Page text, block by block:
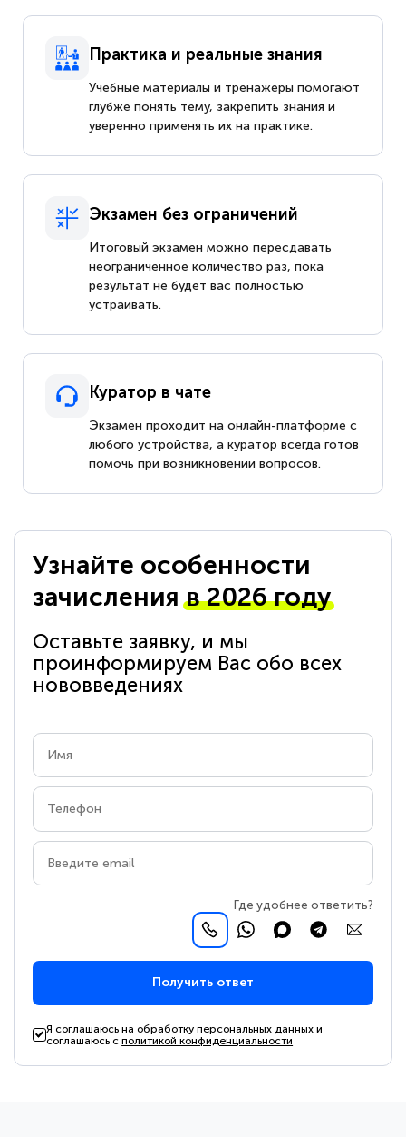
Практика и реальные знания
Учебные материалы и тренажеры помогают
глубже понять тему, закрепить знания и
уверенно применять их на практике.
Экзамен без ограничений
Итоговый экзамен можно пересдавать
неограниченное количество раз, пока
результат не будет вас полностью
устраивать.
Куратор в чате
Экзамен проходит на онлайн-платформе с
любого устройства, а куратор всегда готов
помочь при возникновении вопросов.
Узнайте особенности
зачисленияв 2026 году
Оставьте заявку, и мы
проинформируем Вас обо всех
нововведениях
Где удобнее ответить?
Получить ответ
Я соглашаюсь на обработку персональных данных и
соглашаюсь сполитикой конфиденциальности